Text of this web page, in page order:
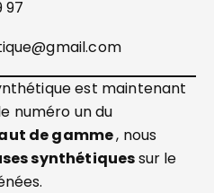
97
est maintenant
numéro un du
de gamme, nous
synthétiquessur le